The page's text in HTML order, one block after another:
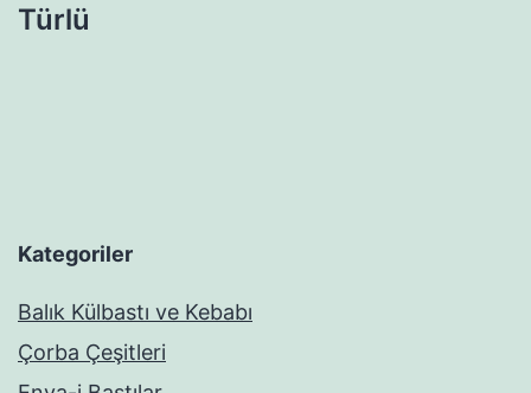
Türlü
Kategoriler
Balık Külbastı ve Kebabı
Çorba Çeşitleri